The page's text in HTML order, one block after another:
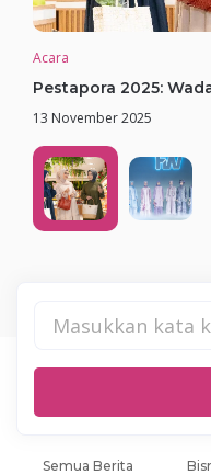
Acara
Pestapora 2025:
13 November 2025
Semua Berita